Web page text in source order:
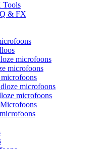
Tools
& FX
microfoons
microfoons
microfoons
microfoons